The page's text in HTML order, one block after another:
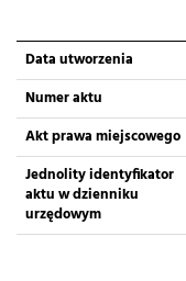
Data utworzenia
Numer aktu
Akt prawa miejscowego
Jednolity identyfikator
aktu w dzienniku
urzędowym